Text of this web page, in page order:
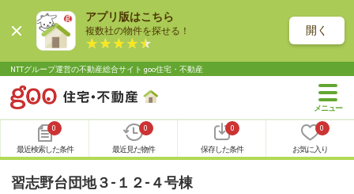
アプリ版はこちら
複数社の物件を探せる！ 開く
NTTグループ運営の不動産総合サイト goo住宅・不動産
0
最近検索した条件
0
最近見た物件
0
保存した条件
0
お気に入り
習志野台団地３-１２-４号棟